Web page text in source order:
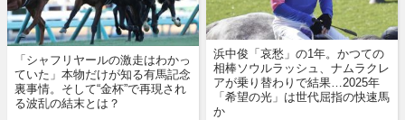
「シャフリヤールの激走はわかっ
ていた」本物だけが知る有馬記念
裏事情。そして“金杯”で再現され
る波乱の結末とは？
浜中俊「哀愁」の1年。かつての
相棒ソウルラッシュ、ナムラクレ
アが乗り替わりで結果…2025年
「希望の光」は世代屈指の快速馬
か